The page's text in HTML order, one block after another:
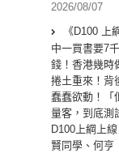
2026/08/07
《D100 上
中一買書要7
錢！香港幾時
捲土重來！背
蠢蠢欲動！「
量客，到底測
D100上綱上
賢同學、何亨